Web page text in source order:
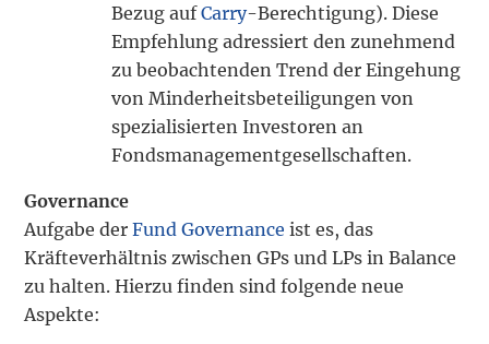
Bezug aufCarry-Berechtigung). Diese
Empfehlung adressiert den zunehmend
zu beobachtenden Trend der Eingehung
von Minderheitsbeteiligungen von
spezialisierten Investoren an
Fondsmanagementgesellschaften.
Governance
Aufgabe derFund Governance ist es, das
Kräfteverhältnis zwischen GPs und LPs in Balance
zu halten. Hierzu finden sind folgende neue
Aspekte: